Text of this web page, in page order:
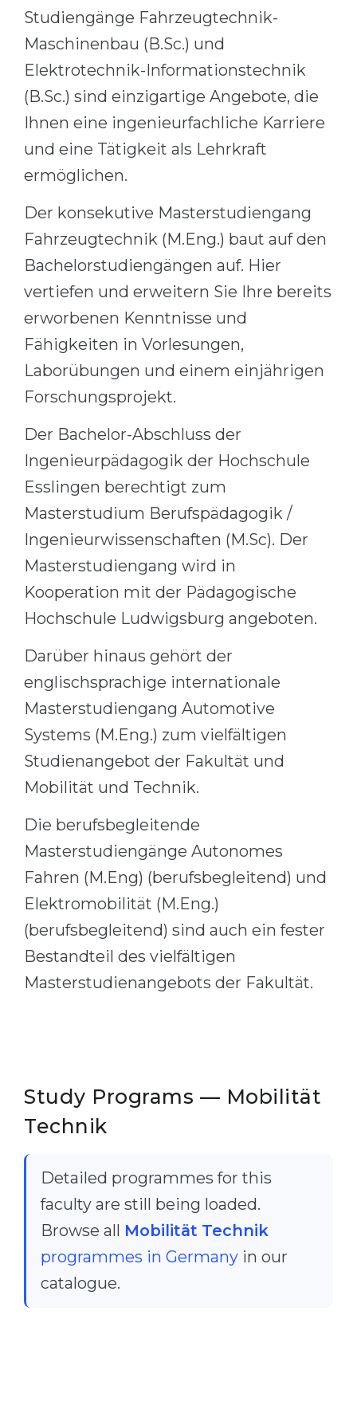
Studiengänge Fahrzeugtechnik-
Maschinenbau (B.Sc.) und
Elektrotechnik-Informationstechnik
(B.Sc.) sind einzigartige Angebote, die
Ihnen eine ingenieurfachliche Karriere
und eine Tätigkeit als Lehrkraft
ermöglichen.
Der konsekutive Masterstudiengang
Fahrzeugtechnik (M.Eng.) baut auf den
Bachelorstudiengängen auf. Hier
vertiefen und erweitern Sie Ihre bereits
erworbenen Kenntnisse und
Fähigkeiten in Vorlesungen,
Laborübungen und einem einjährigen
Forschungsprojekt.
Der Bachelor-Abschluss der
Ingenieurpädagogik der Hochschule
Esslingen berechtigt zum
Masterstudium Berufspädagogik /
Ingenieurwissenschaften (M.Sc). Der
Masterstudiengang wird in
Kooperation mit der Pädagogische
Hochschule Ludwigsburg angeboten.
Darüber hinaus gehört der
englischsprachige internationale
Masterstudiengang Automotive
Systems (M.Eng.) zum vielfältigen
Studienangebot der Fakultät und
Mobilität und Technik.
Die berufsbegleitende
Masterstudiengänge Autonomes
Fahren (M.Eng) (berufsbegleitend) und
Elektromobilität (M.Eng.)
(berufsbegleitend) sind auch ein fester
Bestandteil des vielfältigen
Masterstudienangebots der Fakultät.
Study Programs — Mobilität
Technik
Detailed programmes for this
faculty are still being loaded.
Browse all Mobilität Technik
programmes in Germany in our
catalogue.